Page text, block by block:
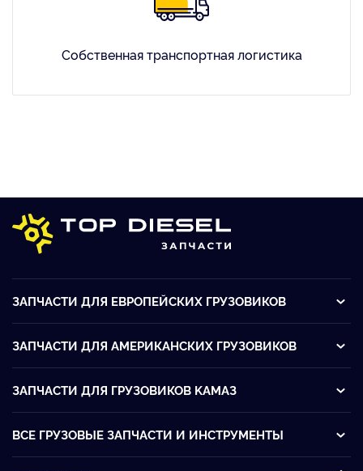
Собственная транспортная логистика
ЗАПЧАСТИ ДЛЯ ЕВРОПЕЙСКИХ ГРУЗОВИКОВ
ЗАПЧАСТИ ДЛЯ АМЕРИКАНСКИХ ГРУЗОВИКОВ
ЗАПЧАСТИ ДЛЯ ГРУЗОВИКОВ KАМАЗ
ВСЕ ГРУЗОВЫЕ ЗАПЧАСТИ И ИНСТРУМЕНТЫ